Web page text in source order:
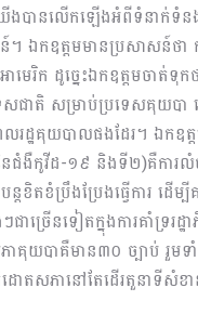
ងបានលើកឡើងអំពីទំនាក់ទំ
។ ឯកឧត្តមមានប្រសាសន៍ថ
េរិក ដូច្នេះឯកឧត្តមចាត់ទុក
េសជាតិ សម្រាប់ប្រទេសគុយប
លរដ្ឋគុយបាលផងដែរ។ ឯកឧ
ជំងឺកូវីដ-១៩ និងទី២)គឺការលំ
ខំប្រឹងប្រែងធ្វើការ ដើម្
ាច្រើនទៀតក្នុងការគាំទ្ររ
គុយបាគឺមាន៣០ ច្បាប់ រួមទ
សភានៅតែដើរតួនាទីសំខាន់ក្